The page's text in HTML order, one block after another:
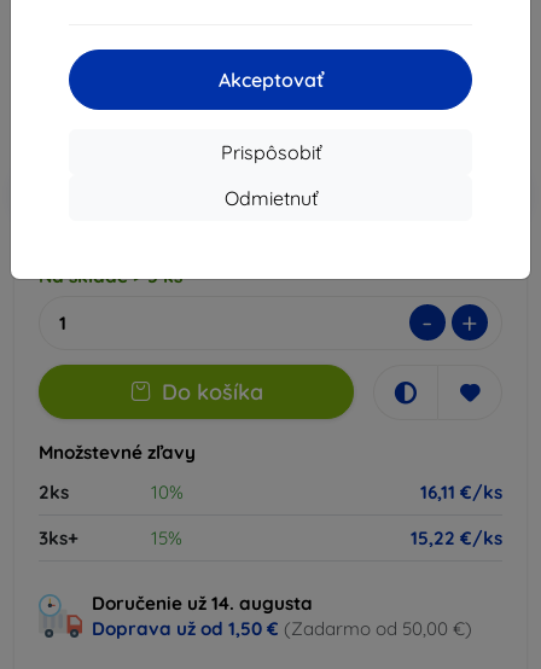
Akceptovať
Prispôsobiť
Odmietnuť
17,90 €
16,11 €
Zľava s kupónomEXTRA10
Na sklade > 5 ks
- +
Do košíka
Množstevné zľavy
2ks
10%
16,11 €/ks
3ks+
15% 15,22 €/ks
Doručenie už 14. augusta
Doprava už od 1,50 € (Zadarmo od 50,00 €)